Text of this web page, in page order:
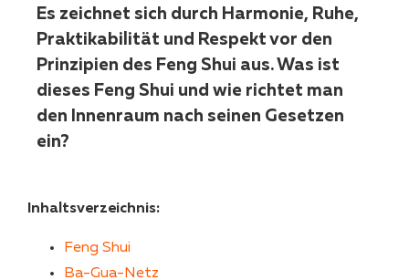
Es zeichnet sich durch Harmonie, Ruhe,
Praktikabilität und Respekt vor den
Prinzipien des Feng Shui aus. Was ist
dieses Feng Shui und wie richtet man
den Innenraum nach seinen Gesetzen
ein?
Inhaltsverzeichnis:
Feng Shui
Ba-Gua-Netz